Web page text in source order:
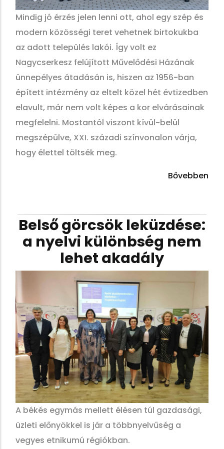
Mindig jó érzés jelen lenni ott, ahol egy szép és
modern közösségi teret vehetnek birtokukba
az adott település lakói. Így volt ez
Nagycserkesz felújított Művelődési Házának
ünnepélyes átadásán is, hiszen az 1956-ban
épített intézmény az eltelt közel hét évtizedben
elavult, már nem volt képes a kor elvárásainak
megfelelni. Mostantól viszont kívül-belül
megszépülve, XXI. századi színvonalon várja,
hogy élettel töltsék meg.
Bővebben
Belső görcsök leküzdése:
a nyelvi különbség nem
lehet akadály
A békés egymás mellett élésen túl gazdasági,
üzleti előnyökkel is jár a többnyelvűség a
vegyes etnikumú régiókban.